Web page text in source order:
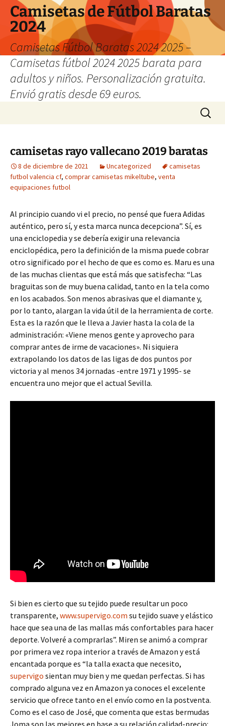
Camisetas de Fútbol Baratas
2024
Camisetas Fútbol Baratas 2024 2025 –
Camisetas fútbol 2024 2025 barata para
adultos y niños. Personalización gratuita.
Envió gratis desde 69 euros.
Buscar:
camisetas rayo vallecano 2019 baratas
8 de diciembre de 2021 Uncategorized
camisetas
futbol valencia cf, comprar camisetas mikeltube, venta
equipaciones futbol
Al principio cuando vi el precio, no pensé que fuera Adidas
auténtico, pero sí, y esta marca nunca decepciona”. Sí, es
una enciclopedia y se debería exigir una relevancia
enciclopédica, pero la definición de la misma puede cobrar
otro significado por el hecho de que es como es. Maru es una
de las muchas clientas que está más que satisfecha: “Las
braguitas son de muy buena calidad, tanto en la tela como
en los acabados. Son menos abrasivas que el diamante y,
por lo tanto, alargan la vida útil de la herramienta de corte.
Esta es la razón que le lleva a Javier hasta la cola de la
administración: «Viene menos gente y aprovecho para
comprar antes de irme de vacaciones». Ni siquiera
extrapolando los datos de las ligas de dos puntos por
victoria y al menos 34 jornadas -entre 1971 y 1995- se
encuentra uno mejor que el actual Sevilla.
Si bien es cierto que su tejido puede resultar un poco
transparente, www.supervigo.com su tejido suave y elástico
hace que sea una de las mallas más confortables para hacer
deporte. Volveré a comprarlas”. Miren se animó a comprar
por primera vez ropa interior a través de Amazon y está
encantada porque es “la talla exacta que necesito,
supervigo sientan muy bien y me quedan perfectas. Si has
comprado alguna vez en Amazon ya conoces el excelente
servicio que ofrece tanto en el envío como en la postventa.
Como es el caso de José, que comenta que estas bermudas
Joma son las mejores en base a su relación calidad-precio: